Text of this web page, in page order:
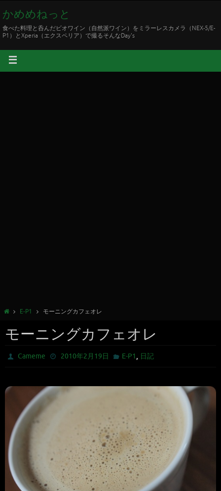
かめめねっと
食べた料理と呑んだビオワイン（自然派ワイン）をミラーレスカメラ（NEX-5/E-
P1）とXperia（エクスペリア）で撮るそんなDay's
E-P1 モーニングカフェオレ
モーニングカフェオレ
Cameme 2010年2月19日 E-P1 , 日記